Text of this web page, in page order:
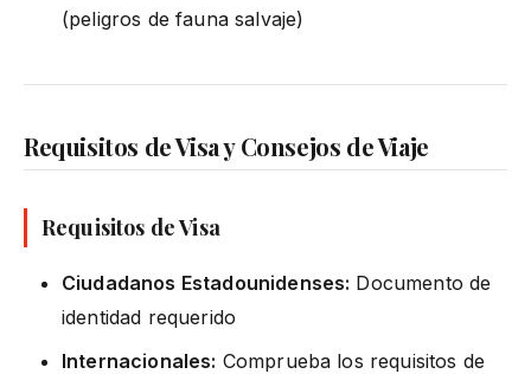
(peligros de fauna salvaje)
Requisitos de Visa y Consejos de Viaje
Requisitos de Visa
Ciudadanos Estadounidenses: Documento de
identidad requerido
Internacionales: Comprueba los requisitos de